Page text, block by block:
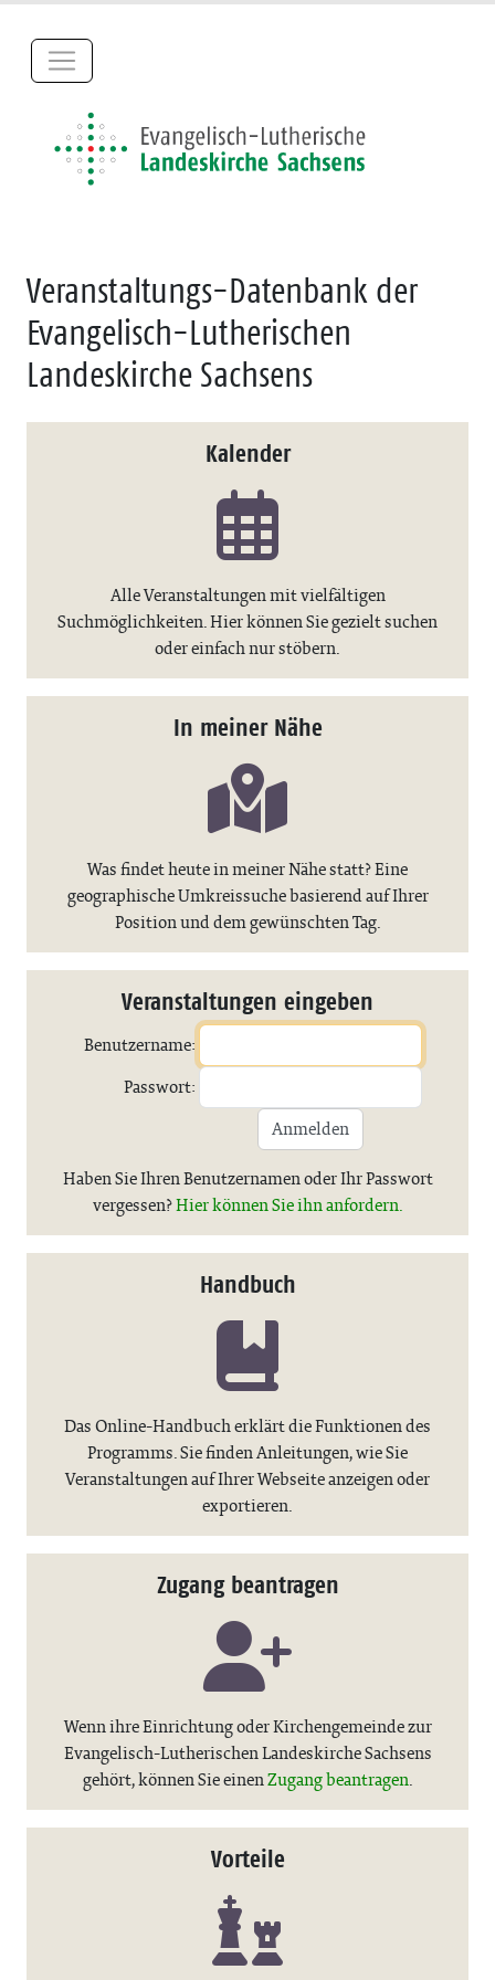
Veranstaltungs-Datenbank der
Evangelisch-Lutherischen
Landeskirche Sachsens
Kalender
Alle Veranstaltungen mit vielfältigen
Suchmöglichkeiten. Hier können Sie gezielt suchen
oder einfach nur stöbern.
In meiner Nähe
Was findet heute in meiner Nähe statt? Eine
geographische Umkreissuche basierend auf Ihrer
Position und dem gewünschten Tag.
Veranstaltungen eingeben
Benutzername:
Passwort:
Anmelden
Haben Sie Ihren Benutzernamen oder Ihr Passwort
vergessen?Hier können Sie ihn anfordern.
Handbuch
Das Online-Handbuch erklärt die Funktionen des
Programms. Sie finden Anleitungen, wie Sie
Veranstaltungen auf Ihrer Webseite anzeigen oder
exportieren.
Zugang beantragen
Wenn ihre Einrichtung oder Kirchengemeinde zur
Evangelisch-Lutherischen Landeskirche Sachsens
gehört, können Sie einenZugang beantragen.
Vorteile